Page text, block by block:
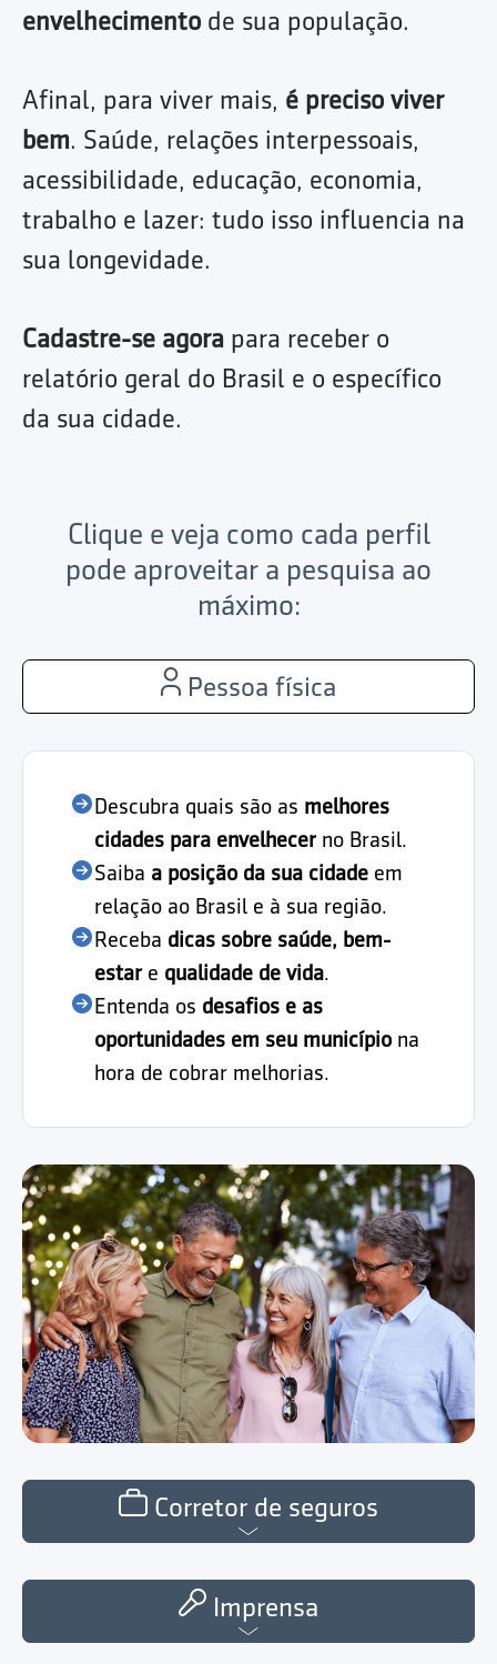
envelhecimento de sua população.
Afinal, para viver mais, é preciso viver
bem. Saúde, relações interpessoais,
acessibilidade, educação, economia,
trabalho e lazer: tudo isso influencia na
sua longevidade.
Cadastre-se agora para receber o
relatório geral do Brasil e o específico
da sua cidade.
Clique e veja como cada perfil
pode aproveitar a pesquisa ao
máximo:
Pessoa física
Corretor de seguros
Imprensa
Descubra quais são as melhores
cidades para envelhecerno Brasil.
Saiba a posição da sua cidade em
relação ao Brasil e à sua região.
Receba dicas sobre saúde, bem-
estare qualidade de vida.
Entenda os desafios e as
oportunidades em seu município na
hora de cobrar melhorias.